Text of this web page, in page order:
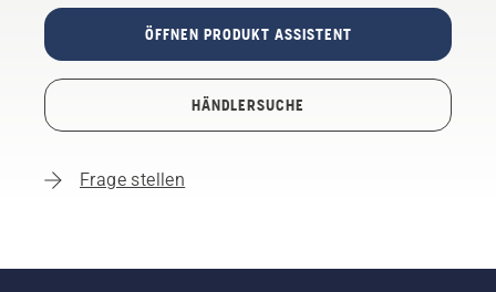
ÖFFNEN PRODUKT ASSISTENT
HÄNDLERSUCHE
Frage stellen